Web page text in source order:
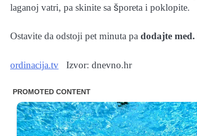
laganoj vatri, pa skinite sa šporeta i poklopite.
Ostavite da odstoji pet minuta pa dodajte med.
ordinacija.tv Izvor: dnevno.hr